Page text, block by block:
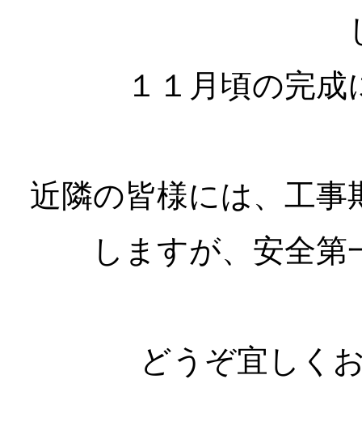
１１月頃の完
近隣の皆様には、工
しますが、安全
どうぞ宜しく